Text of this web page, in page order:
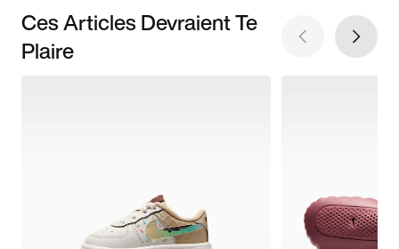
Ces Articles Devraient Te
Plaire